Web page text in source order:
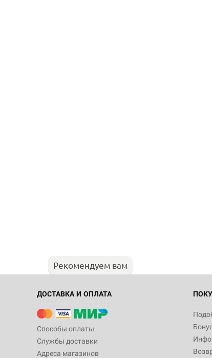
Рекомендуем вам
ДОСТАВКА И ОПЛАТА
Способы оплаты
Службы доставки
Адреса магазинов